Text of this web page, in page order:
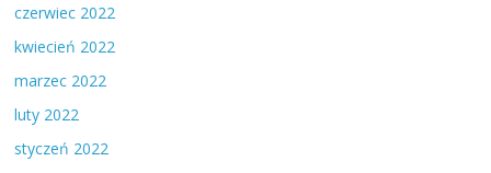
czerwiec 2022
kwiecień 2022
marzec 2022
luty 2022
styczeń 2022